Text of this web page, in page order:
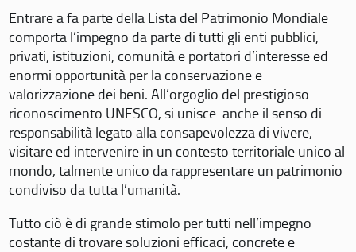
Entrare a fa parte della Lista del Patrimonio Mondiale
comporta l’impegno da parte di tutti gli enti pubblici,
privati, istituzioni, comunità e portatori d’interesse ed
enormi opportunità per la conservazione e
valorizzazione dei beni. All’orgoglio del prestigioso
riconoscimento UNESCO, si unisce anche il senso di
responsabilità legato alla consapevolezza di vivere,
visitare ed intervenire in un contesto territoriale unico al
mondo, talmente unico da rappresentare un patrimonio
condiviso da tutta l’umanità.
Tutto ciò è di grande stimolo per tutti nell’impegno
costante di trovare soluzioni efficaci, concrete e